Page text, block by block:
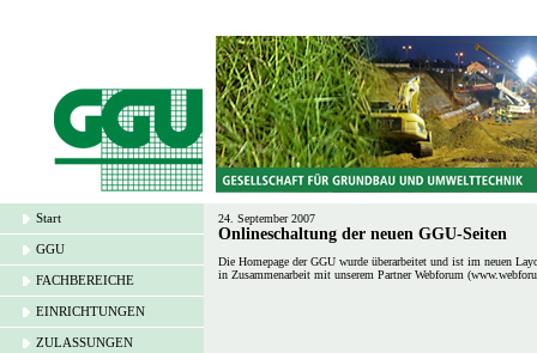
Start
GGU
FACHBEREICHE
EINRICHTUNGEN
ZULASSUNGEN
24. September 2007
Onlineschaltung der neuen GGU-Seiten
Die Homepage der GGU wurde überarbeitet und ist im neuen
in Zusammenarbeit mit unserem Partner Webforum